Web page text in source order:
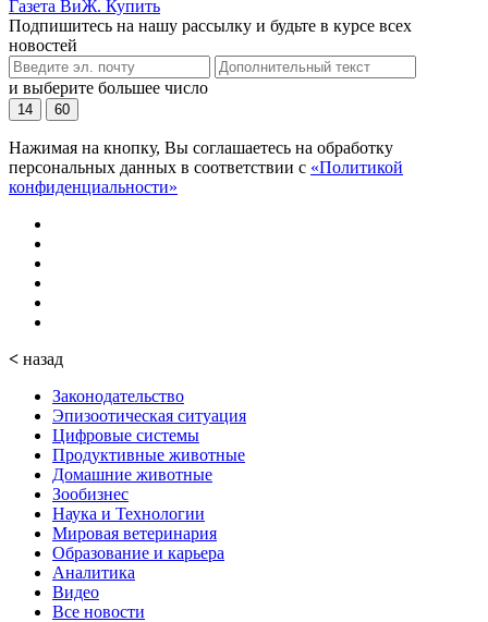
Газета ВиЖ. Купить
Подпишитесь на нашу рассылку и будьте в курсе всех
новостей
и выберите большее число
14 60
Нажимая на кнопку, Вы соглашаетесь на обработку
персональных данных в соответствии с «Политикой
конфиденциальности»
< назад
Законодательство
Эпизоотическая ситуация
Цифровые системы
Продуктивные животные
Домашние животные
Зообизнес
Наука и Технологии
Мировая ветеринария
Образование и карьера
Аналитика
Видео
Все новости